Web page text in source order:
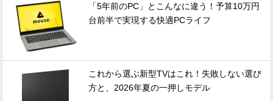
「5年前のPC」とこんなに違う！予算10万円
台前半で実現する快適PCライフ
これから選ぶ新型TVはこれ！失敗しない選び
方と、2026年夏の一押しモデル